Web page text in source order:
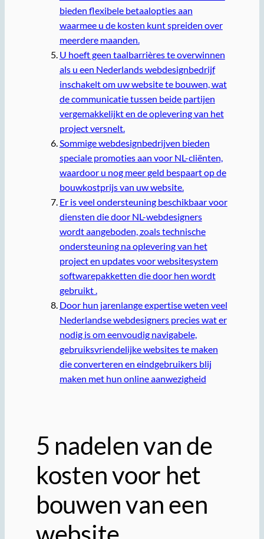
bieden flexibele betaalopties aan
waarmee u de kosten kunt spreiden over
meerdere maanden.
U hoeft geen taalbarrières te overwinnen
als u een Nederlands webdesignbedrijf
inschakelt om uw website te bouwen, wat
de communicatie tussen beide partijen
vergemakkelijkt en de oplevering van het
project versnelt.
Sommige webdesignbedrijven bieden
speciale promoties aan voor NL-cliënten,
waardoor u nog meer geld bespaart op de
bouwkostprijs van uw website.
Er is veel ondersteuning beschikbaar voor
diensten die door NL-webdesigners
wordt aangeboden, zoals technische
ondersteuning na oplevering van het
project en updates voor websitesystem
softwarepakketten die door hen wordt
gebruikt .
Door hun jarenlange expertise weten veel
Nederlandse webdesigners precies wat er
nodig is om eenvoudig navigabele,
gebruiksvriendelijke websites te maken
die converteren en eindgebruikers blij
maken met hun online aanwezigheid
5 nadelen van de
kosten voor het
bouwen van een